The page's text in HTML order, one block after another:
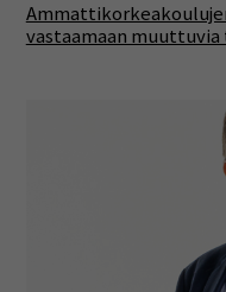
vastaamaan